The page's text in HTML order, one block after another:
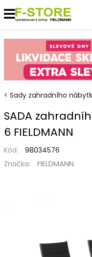
Sady zahradního
SADA
6 FIELDMANN
Kód:
98034576
Značka:
FIELDMANN